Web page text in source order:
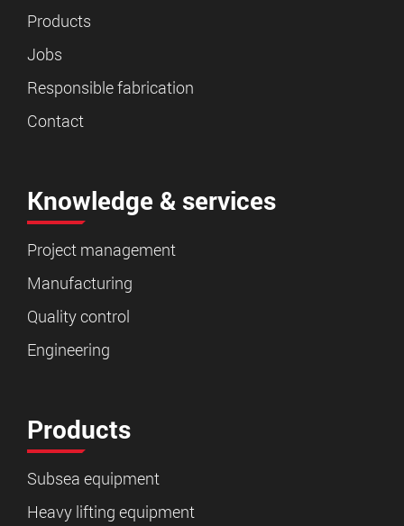
Products
Jobs
Responsible fabrication
Contact
Knowledge & services
Project management
Manufacturing
Quality control
Engineering
Products
Subsea equipment
Heavy lifting equipment